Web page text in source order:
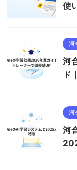
使
河
河
ド
河
河